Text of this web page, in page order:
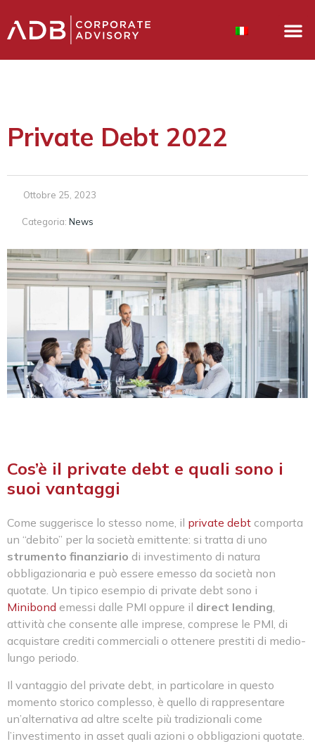
Private Debt 2022
Ottobre 25, 2023
Categoria: News
Cos’è il private debt e quali sono i
suoi vantaggi
Come suggerisce lo stesso nome, il private debt comporta
un “debito” per la società emittente: si tratta di uno
strumento finanziario di investimento di natura
obbligazionaria e può essere emesso da società non
quotate. Un tipico esempio di private debt sono i
Minibond emessi dalle PMI oppure il direct lending,
attività che consente alle imprese, comprese le PMI, di
acquistare crediti commerciali o ottenere prestiti di medio-
lungo periodo.
Il vantaggio del private debt, in particolare in questo
momento storico complesso, è quello di rappresentare
un’alternativa ad altre scelte più tradizionali come
l’investimento in asset quali azioni o obbligazioni quotate.